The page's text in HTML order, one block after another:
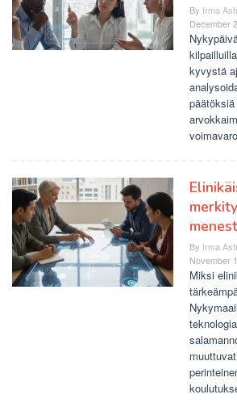
By Irma
December
kyvystä
By Irma
November
Miksi